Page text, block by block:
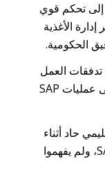
تحكم قوي
الأغذية
العمل
القائمة على اللوائح التنظيمية مع الحفاظ على عمليات SAP
حاد أثناء
انتقالهم من الأدوات القديمة المألوفة إلى SAP، ولم يفهموا